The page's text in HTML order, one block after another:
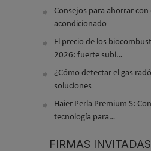
Consejos para ahorrar con
acondicionado
El precio de los
2026: fuerte subi…
¿Cómo detectar el gas
soluciones
Haier Perla Premium S:
tecnología para…
FIRMAS INVITADAS